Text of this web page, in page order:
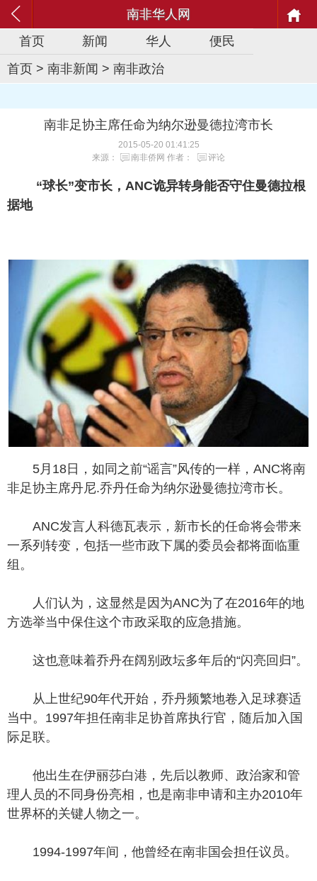
南非华人网
首页
新闻 华人
便民
首页 > 南非新闻 > 南非政治
南非足协主席任命为纳尔逊曼德拉湾市长
2015-05-20 01:41:25
来源：
南非侨网 作者： 评论
“球长”变市长，ANC诡异转身能否守住曼德拉根
据地
5月18日，如同之前“谣言”风传的一样，ANC将南
非足协主席丹尼.乔丹任命为纳尔逊曼德拉湾市长。
ANC发言人科德瓦表示，新市长的任命将会带来
一系列转变，包括一些市政下属的委员会都将面临重
组。
人们认为，这显然是因为ANC为了在2016年的地
方选举当中保住这个市政采取的应急措施。
这也意味着乔丹在阔别政坛多年后的“闪亮回归”。
从上世纪90年代开始，乔丹频繁地卷入足球赛适
当中。1997年担任南非足协首席执行官，随后加入国
际足联。
他出生在伊丽莎白港，先后以教师、政治家和管
理人员的不同身份亮相，也是南非申请和主办2010年
世界杯的关键人物之一。
1994-1997年间，他曾经在南非国会担任议员。